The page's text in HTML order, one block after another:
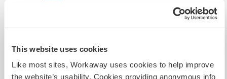
This website uses cookies
Like most sites, Workaway uses cookies to help improve
the website’s usability. Cookies providing anonymous info